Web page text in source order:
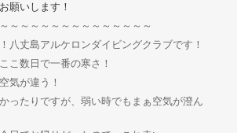
願いします！
～～～～～～～～～～～～～～
八丈島アルケロンダイビングクラブです！
こ数日で一番の寒さ！
気が違う！
ったりですが、弱い時でもまぁ空気が澄ん